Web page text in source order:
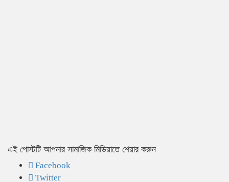
এই পোস্টটি আপনার সামাজিক মিডিয়াতে শেয়ার করুন
Facebook
Twitter